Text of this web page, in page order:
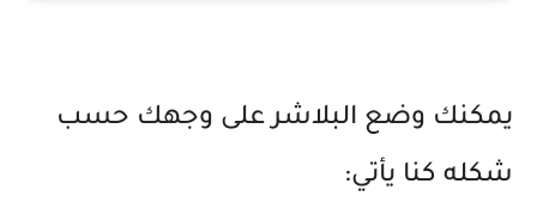
يمكنك وضع البلاشر على وجهك حسب
شكله كنا يأتي: